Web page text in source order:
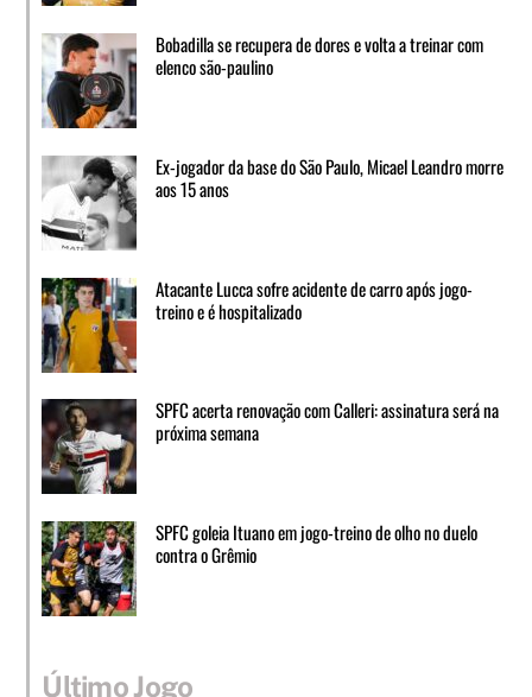
Bobadilla se recupera de dores e volta a treinar com
elenco são-paulino
Ex-jogador da base do São Paulo, Micael Leandro morre
aos 15 anos
Atacante Lucca sofre acidente de carro após jogo-
treino e é hospitalizado
SPFC acerta renovação com Calleri: assinatura será na
próxima semana
SPFC goleia Ituano em jogo-treino de olho no duelo
contra o Grêmio
Último Jogo